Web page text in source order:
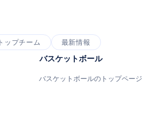
トップチーム 最新情報
バスケットボール
バスケットボールのトップページ